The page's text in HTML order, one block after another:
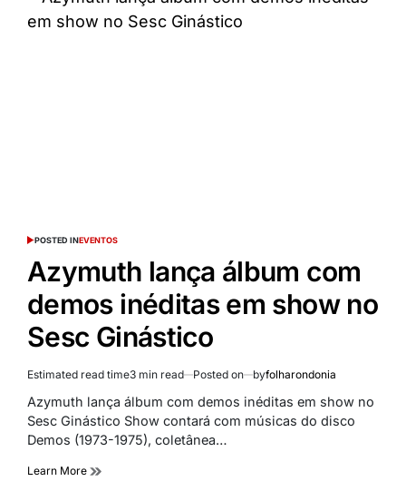
POSTED INEVENTOS
Azymuth lança álbum com
demos inéditas em show no
Sesc Ginástico
Estimated read time3 min read Posted on byfolharondonia
Azymuth lança álbum com demos inéditas em show no
Sesc Ginástico Show contará com músicas do disco
Demos (1973-1975), coletânea…
Learn More